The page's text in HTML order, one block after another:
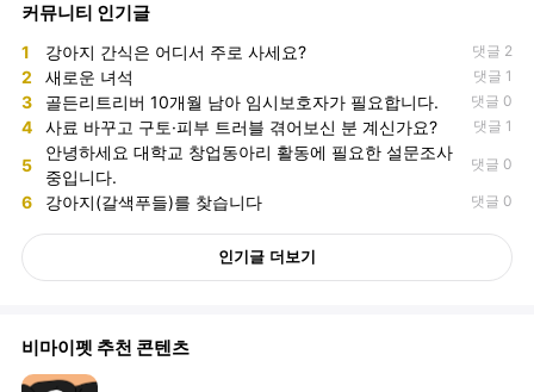
커뮤니티 인기글
1 강아지 간식은 어디서 주로 사세요? 댓글 2
2 새로운 녀석 댓글 1
3 골든리트리버 10개월 남아 임시보호자가 필요합니다. 댓글 0
4 사료 바꾸고 구토·피부 트러블 겪어보신 분 계신가요? 댓글 1
5
안녕하세요 대학교 창업동아리 활동에 필요한 설문조사
중입니다.
댓글 0
6 강아지(갈색푸들)를 찾습니다 댓글 0
인기글 더보기
비마이펫 추천 콘텐츠